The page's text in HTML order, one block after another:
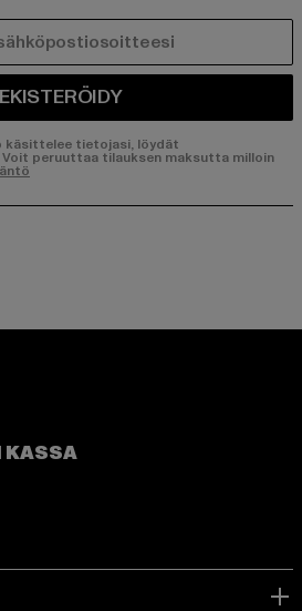
käsittelee tietojasi, löydät
peruuttaa tilauksen maksutta milloin
page:page:
YouTube channel:
KASSA